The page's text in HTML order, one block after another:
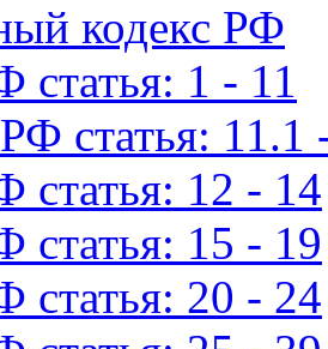
кодекс РФ
статья: 1 - 11
статья: 11.1
статья: 12 - 14
статья: 15 - 19
статья: 20 - 24